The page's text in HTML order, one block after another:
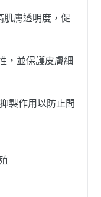
肌膚透明度，促
，並保護皮膚細
製作用以防止問